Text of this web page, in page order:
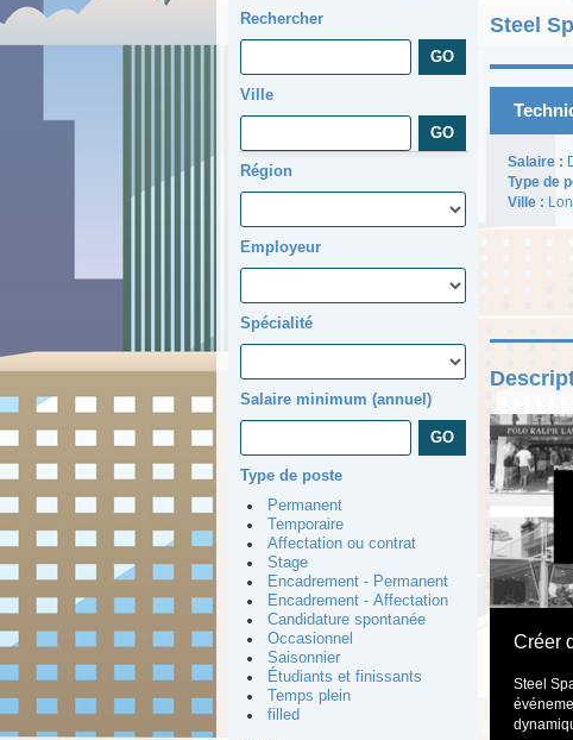
Rechercher
Ville
Région
Employeur
Spécialité
Salaire minimum (annuel)
Type de poste
Permanent
Temporaire
Affectation ou contrat
Stage
Encadrement - Permanent
Encadrement - Affectation
Candidature spontanée
Occasionnel
Saisonnier
Étudiants et finissants
Temps plein
filled
Steel
Salaire :
Type de
Ville :
Créer
Steel